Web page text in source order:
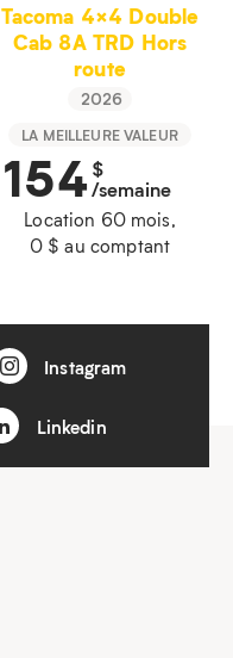
Tacoma 4×4 Double
Cab 8A TRD Hors
route
2026
LA MEILLEURE VALEUR
154 $
/semaine
Location 60 mois,
0 $ au comptant
Instagram
Linkedin